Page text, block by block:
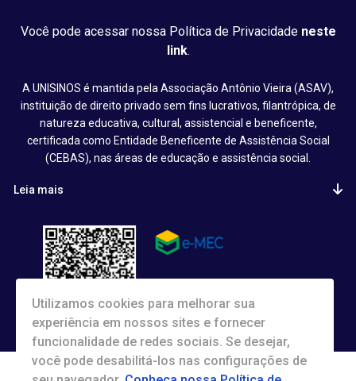
Você pode acessar nossa Política de Privacidade neste
link.
A UNISINOS é mantida pela Associação Antônio Vieira (ASAV),
instituição de direito privado sem fins lucrativos, filantrópica, de
natureza educativa, cultural, assistencial e beneficente,
certificada como Entidade Beneficente de Assistência Social
(CEBAS), nas áreas de educação e assistência social.
Leia mais
Utilizamos cookies para melhorar sua
experiência em nossos sites e fornecer
funcionalidade de redes sociais. Se desejar,
você pode desabilitá-los nas configurações de